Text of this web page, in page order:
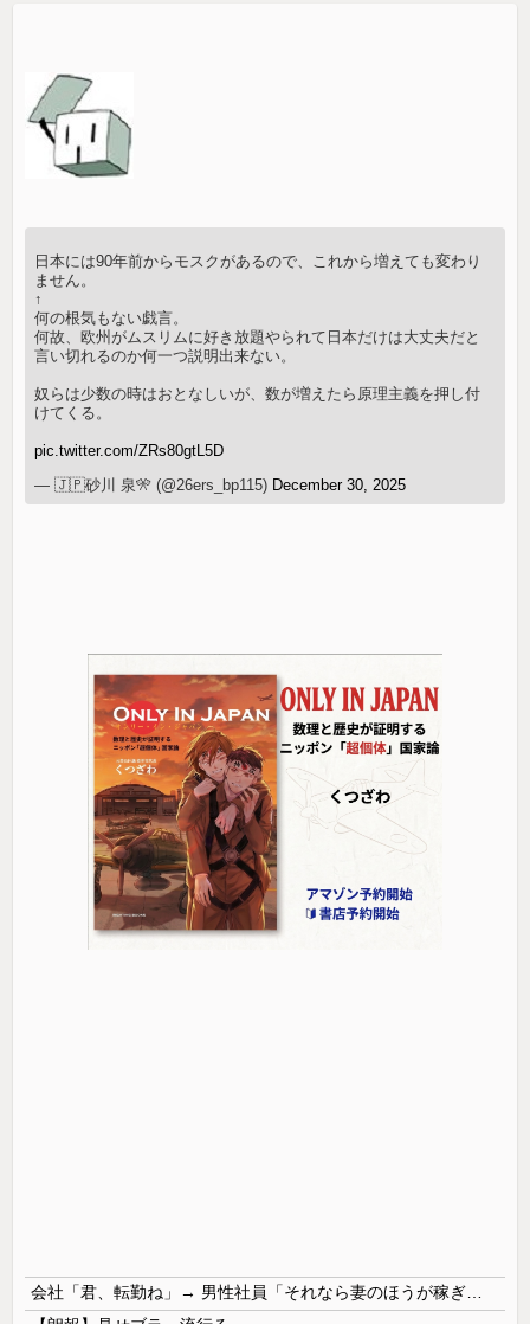
日本には90年前からモスクがあるので、これから増えても変わり
ません。
↑
何の根気もない戯言。
何故、欧州がムスリムに好き放題やられて日本だけは大丈夫だと
言い切れるのか何一つ説明出来ない。
奴らは少数の時はおとなしいが、数が増えたら原理主義を押し付
けてくる。
pic.twitter.com/ZRs80gtL5D
— 🇯🇵砂川 泉🎌 (@26ers_bp115) December 30, 2025